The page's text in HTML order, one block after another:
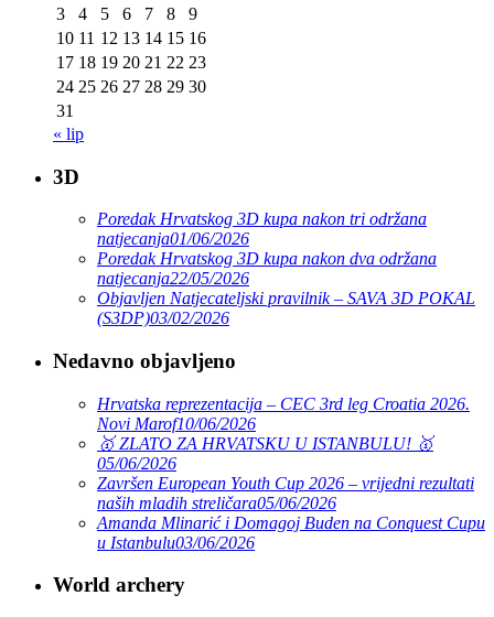
3
4 5 6 7 8
9
10 11 12 13 14 15 16
17 18 19 20 21 22 23
24 25 26 27 28 29 30
31
« lip
3D
Poredak Hrvatskog 3D kupa nakon tri održana
natjecanja01/06/2026
Poredak Hrvatskog 3D kupa nakon dva održana
natjecanja22/05/2026
Objavljen Natjecateljski pravilnik – SAVA 3D POKAL
(S3DP)03/02/2026
Nedavno objavljeno
Hrvatska reprezentacija – CEC 3rd leg Croatia 2026.
Novi Marof10/06/2026
🥇 ZLATO ZA HRVATSKU U ISTANBULU! 🥇
05/06/2026
Završen European Youth Cup 2026 – vrijedni rezultati
naših mladih streličara05/06/2026
Amanda Mlinarić i Domagoj Buden na Conquest Cupu
u Istanbulu03/06/2026
World archery